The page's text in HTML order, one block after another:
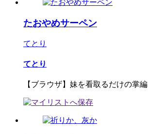
たおやめサーペン
てとり
てとり
【ブラウザ】妹を看取るだけの掌